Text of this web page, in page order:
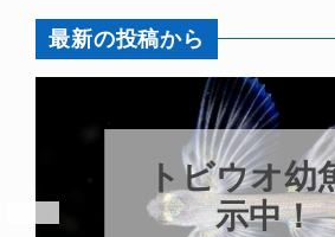
最新の投稿から
トビウオ幼
示中！